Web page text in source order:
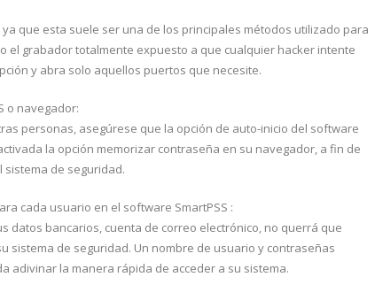
que esta suele ser una de los principales métodos utilizado para
el grabador totalmente expuesto a que cualquier hacker intente
y abra solo aquellos puertos que necesite.
o navegador:
personas, asegúrese que la opción de auto-inicio del software
la opción memorizar contraseña en su navegador, a fin de
de seguridad.
cada usuario en el software SmartPSS :
datos bancarios, cuenta de correo electrónico, no querrá que
sistema de seguridad. Un nombre de usuario y contraseñas
adivinar la manera rápida de acceder a su sistema.